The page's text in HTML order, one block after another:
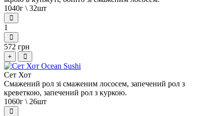
1040г \ 32шт
1
572 грн
+
Сет Хот
Смажений рол зі смаженим лососем, запечений рол з
креветкою, запечений рол з куркою.
1060г \ 26шт